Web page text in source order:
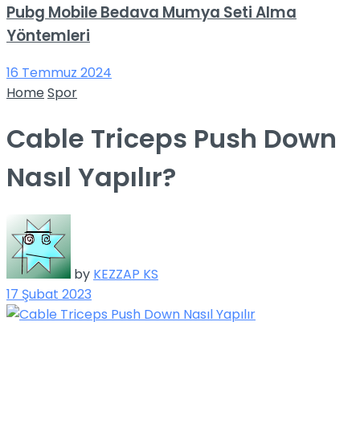
Pubg Mobile Bedava Mumya Seti Alma
Yöntemleri
16 Temmuz 2024
HomeSpor
Cable Triceps Push Down
Nasıl Yapılır?
by KEZZAP KS
17 Şubat 2023